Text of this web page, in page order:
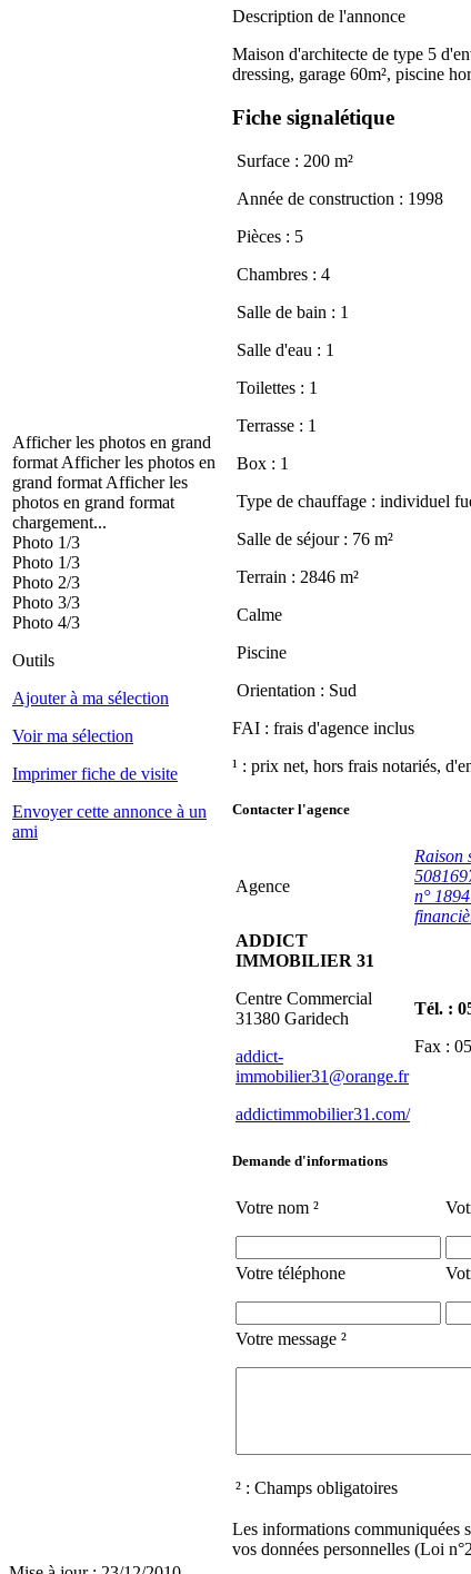
Afficher les photos en grand
format Afficher les photos en
grand format Afficher les
photos en grand format
chargement...
Photo 1/3
Photo 1/3
Photo 2/3
Photo 3/3
Photo 4/3
Outils
Ajouter à ma sélection
Voir ma sélection
Imprimer fiche de visite
Envoyer cette annonce à un
ami
Description de l'annonce
Maison d'architecte de type 5
dressing, garage 60m², piscine
Fiche signalétique
Surface : 200 m²
Année de construction : 1998
Pièces : 5
Chambres : 4
Salle de bain : 1
Salle d'eau : 1
Toilettes : 1
Terrasse : 1
Box : 1
Type de chauffage : individuel
Salle de séjour : 76 m²
Terrain : 2846 m²
Calme
Piscine
Orientation : Sud
FAI : frais d'agence inclus
¹ : prix net, hors frais notariés,
Contacter l'agence
Agence
n°
ADDICT
IMMOBILIER 31
Centre Commercial
31380 Garidech
addict-
immobilier31@orange.fr
addictimmobilier31.com/
Tél. :
Fax :
Demande d'informations
Votre nom ²
Votre téléphone
Votre message ²
² : Champs obligatoires
Les informations communiquées
vos données personnelles (Loi